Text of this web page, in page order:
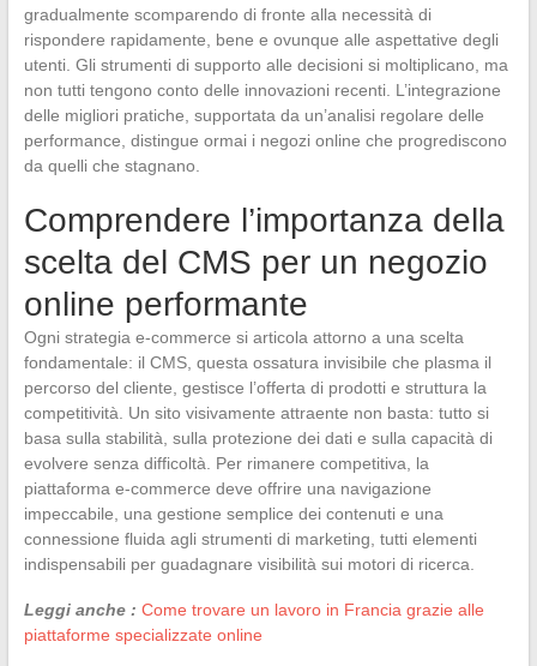
gradualmente scomparendo di fronte alla necessità di
rispondere rapidamente, bene e ovunque alle aspettative degli
utenti. Gli strumenti di supporto alle decisioni si moltiplicano, ma
non tutti tengono conto delle innovazioni recenti. L’integrazione
delle migliori pratiche, supportata da un’analisi regolare delle
performance, distingue ormai i negozi online che progrediscono
da quelli che stagnano.
Comprendere l’importanza della
scelta del CMS per un negozio
online performante
Ogni strategia e-commerce si articola attorno a una scelta
fondamentale: il CMS, questa ossatura invisibile che plasma il
percorso del cliente, gestisce l’offerta di prodotti e struttura la
competitività. Un sito visivamente attraente non basta: tutto si
basa sulla stabilità, sulla protezione dei dati e sulla capacità di
evolvere senza difficoltà. Per rimanere competitiva, la
piattaforma e-commerce deve offrire una navigazione
impeccabile, una gestione semplice dei contenuti e una
connessione fluida agli strumenti di marketing, tutti elementi
indispensabili per guadagnare visibilità sui motori di ricerca.
Leggi anche : Come trovare un lavoro in Francia grazie alle
piattaforme specializzate online